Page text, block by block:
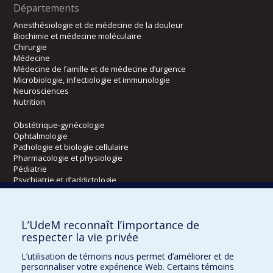
Départements
Anesthésiologie et de médecine de la douleur
Biochimie et médecine moléculaire
Chirurgie
Médecine
Médecine de famille et de médecine d’urgence
Microbiologie, infectiologie et immunologie
Neurosciences
Nutrition
Obstétrique-gynécologie
Ophtalmologie
Pathologie et biologie cellulaire
Pharmacologie et physiologie
Pédiatrie
Psychiatrie et d’addictologie
Radiologie, radio-oncologie et médecine nucléaire
Écoles
Orthophonie et audiologie
L’UdeM reconnaît l’importance de
respecter la vie privée
L’utilisation de témoins nous permet d’améliorer et de
personnaliser votre expérience Web. Certains témoins